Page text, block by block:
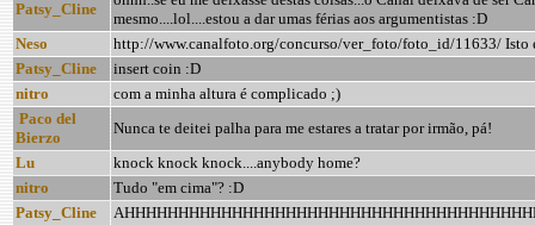
Patsy_Cline
mesmo....lol....estou a dar umas férias aos argumentistas :D
Neso
http://www.canalfoto.org/concurso/ver_foto/foto_id/11633/ Isto
Patsy_Cline
insert coin :D
nitro
com a minha altura é complicado ;)
Paco del
Bierzo
Nunca te deitei palha para me estares a tratar por irmão, pá!
Lu
knock knock knock....anybody home?
nitro
Tudo "em cima"? :D
Patsy_Cline